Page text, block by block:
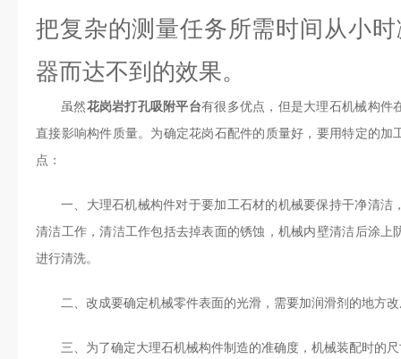
把复杂的测量任务所需时间从小
器而达不到的效果。
虽然花岗岩打孔吸附平台有很多优点，但是大理石机械构件
直接影响构件质量。为确定花岗石配件的质量好，要用特定的
点：
一、大理石机械构件对于要加工石材的机械要保持干净清洁
清洁工作，清洁工作包括去掉表面的锈蚀，机械内壁清洁后涂
进行清洗。
二、改成要确定机械零件表面的光滑，需要加润滑剂的地方
三、为了确定大理石机械构件制造的准确度，机械装配时的